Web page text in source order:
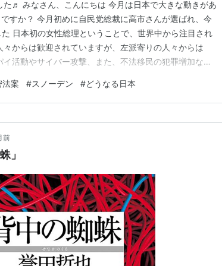
た♬ みなさん、こんにちは 今月は日本で大きな動きがあ
すか？ 今月初めに自民党総裁に高市さんが選ばれ、今
日本初の女性総理ということで、世界中から注目され
からは歓迎されていますが、左派寄りの人々からは
イ活動やサイバー攻撃、また、不法移民の犯罪増加など
個人情報流出などを何とかしてほしく、応援していま
法に関する問題点も知っ…
法案 #スノーデン #どうなる日本
前
」